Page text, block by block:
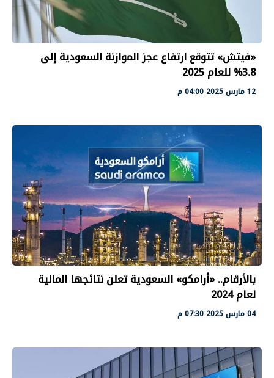
«فيتش» تتوقع ارتفاع عجز الموازنة السعودية إلى
3.8% للعام 2025
12 مارس 2025 04:00 م
بالأرقام.. «أرامكو» السعودية تعلن نتائجها المالية
لعام 2024
04 مارس 2025 07:30 م